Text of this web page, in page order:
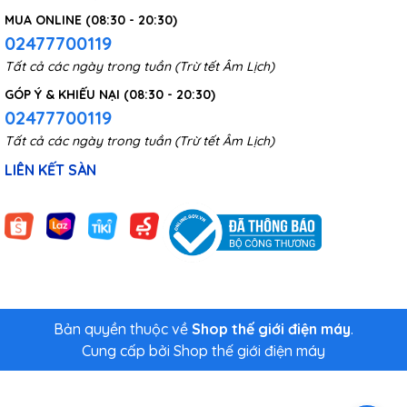
MUA ONLINE (08:30 - 20:30)
02477700119
Tất cả các ngày trong tuần (Trừ tết Âm Lịch)
GÓP Ý & KHIẾU NẠI (08:30 - 20:30)
02477700119
Tất cả các ngày trong tuần (Trừ tết Âm Lịch)
LIÊN KẾT SÀN
Bản quyền thuộc về Shop thế giới điện máy.
Cung cấp bởi Shop thế giới điện máy